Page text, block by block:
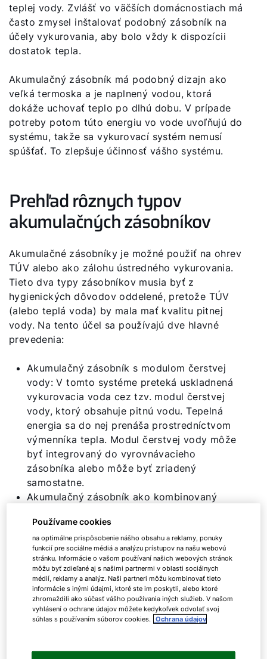
teplej vody. Zvlášť vo väčších domácnostiach má
často zmysel inštalovať podobný zásobník na
účely vykurovania, aby bolo vždy k dispozícii
dostatok tepla.
Akumulačný zásobník má podobný dizajn ako
veľká termoska a je naplnený vodou, ktorá
dokáže uchovať teplo po dlhú dobu. V prípade
potreby potom túto energiu vo vode uvoľňujú do
systému, takže sa vykurovací systém nemusí
spúšťať. To zlepšuje účinnosť vášho systému.
Prehľad rôznych typov
akumulačných zásobníkov
Akumulačné zásobníky je možné použiť na ohrev
TÚV alebo ako zálohu ústredného vykurovania.
Tieto dva typy zásobníkov musia byť z
hygienických dôvodov oddelené, pretože TÚV
(alebo teplá voda) by mala mať kvalitu pitnej
vody. Na tento účel sa používajú dve hlavné
prevedenia:
Akumulačný zásobník s modulom čerstvej
vody: V tomto systéme preteká uskladnená
vykurovacia voda cez tzv. modul čerstvej
vody, ktorý obsahuje pitnú vodu. Tepelná
energia sa do nej prenáša prostredníctvom
výmenníka tepla. Modul čerstvej vody môže
byť integrovaný do vyrovnávacieho
zásobníka alebo môže byť zriadený
samostatne.
Akumulačný zásobník ako kombinovaný
zásobník vybavený dvoma oddelenými
zásobníkmi pre vykurovaciu vodu a pitnú
vodu v rovnakom telese. To znamená, že na
inštaláciu je potrebné menej miesta, ale k
dispozícii je aj menšia kapacita.
Zásobníky WOLF
Používame cookies
na optimálne prispôsobenie nášho obsahu a reklamy, ponuky
funkcií pre sociálne médiá a analýzu prístupov na našu webovú
stránku. Informácie o vašom používaní našich webových stránok
môžu byť zdieľané aj s našimi partnermi v oblasti sociálnych
médií, reklamy a analýz. Naši partneri môžu kombinovať tieto
informácie s inými údajmi, ktoré ste im poskytli, alebo ktoré
zhromaždili ako súčasť vášho používania iných služieb. V našom
vyhlásení o ochrane údajov môžete kedykoľvek odvolať svoj
súhlas s používaním súborov cookies.
Ochrana údajov